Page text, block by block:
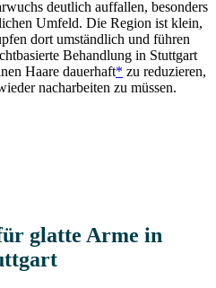
deutlich auffallen, besonders
Umfeld. Die Region ist klein,
dort umständlich und führen
Behandlung in Stuttgart
Haare dauerhaft* zu reduzieren,
nacharbeiten zu müssen.
glatte Arme in